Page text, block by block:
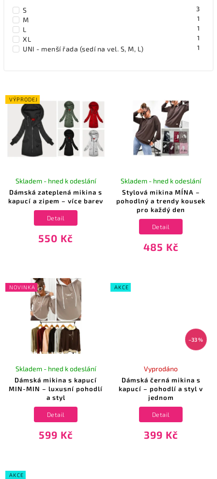
S 3
M 1
L 1
XL 1
UNI - menší řada (sedí na vel. S, M, L) 1
VÝPRODEJ
Dámská zateplená mikina s
kapucí a zipem – více barev
Skladem - hned k odeslání
550 Kč
Detail
Stylová mikina MÍNA –
pohodlný a trendy kousek
pro každý den
Skladem - hned k odeslání
485 Kč
Detail
NOVINKA
Dámská mikina s kapucí
MIN-MIN – luxusní pohodlí
a styl
Skladem - hned k odeslání
599 Kč
Detail
AKCE
–33 %
Dámská černá mikina s
kapucí – pohodlí a styl v
jednom
Vyprodáno
399 Kč
Detail
AKCE